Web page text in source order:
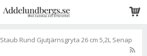
Staub Rund Gjutjärnsgryta 26 cm 5,2L Senap